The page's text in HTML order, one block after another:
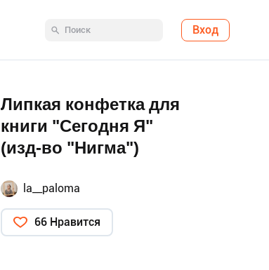
Вход
Липкая конфетка для
книги "Сегодня Я"
(изд-во "Нигма")
la__paloma
66 Нравится